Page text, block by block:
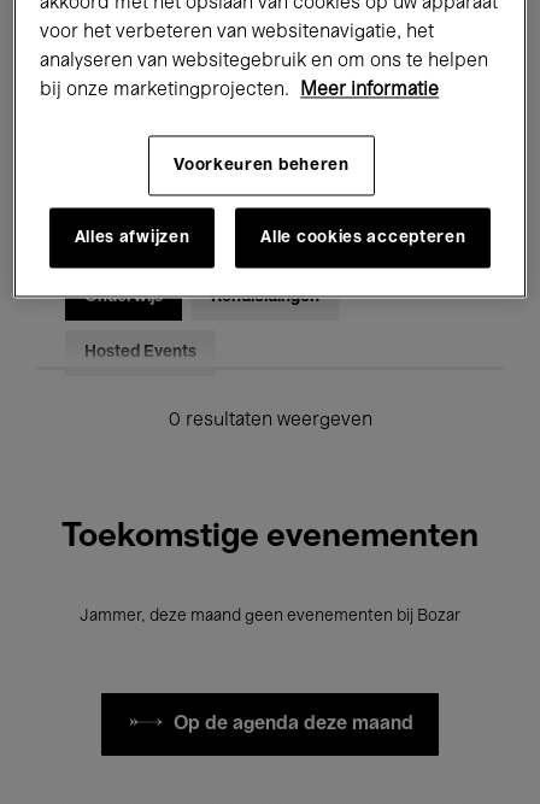
Performances Lezingen & Debatten
Jazz Klassieke Muziek Global Music
Voor iedereen Kids’ Palace
Onderwijs Rondleidingen
Hosted Events
0 resultaten weergeven
Toekomstige evenementen
Jammer, deze maand geen evenementen bij Bozar
Op de agenda deze maand
akkoord met het opslaan van cookies op uw apparaat
voor het verbeteren van websitenavigatie, het
analyseren van websitegebruik en om ons te helpen
bij onze marketingprojecten.
Meer informatie
Voorkeuren beheren
Alles afwijzen Alle cookies accepteren